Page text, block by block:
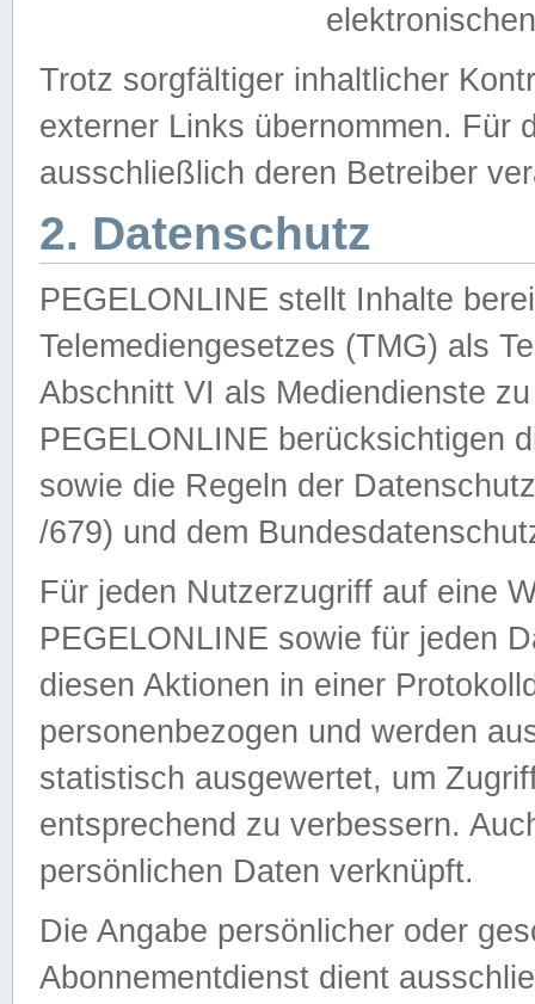
Trotz sorgfältiger inhaltlicher
externer Links übernommen. Für
ausschließlich deren Betreiber
2. Datenschutz
PEGELONLINE stellt Inhalte
Telemediengesetzes (TMG) als
Abschnitt VI als Mediendienste
PEGELONLINE berücksichtigen
sowie die Regeln der
/679) und dem
Für jeden Nutzerzugriff auf eine
PEGELONLINE sowie für jeden
diesen Aktionen in einer
personenbezogen und werden
statistisch ausgewertet, um
entsprechend zu verbessern.
persönlichen Daten verknüpft.
Die Angabe persönlicher oder
Abonnementdienst dient